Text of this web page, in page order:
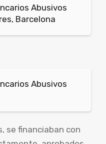
Abusivos
Barcelona
Abusivos
se financiaban con